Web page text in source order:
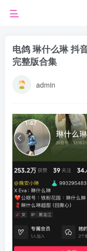
电鸽 琳什么琳 抖
完整版合集
admin